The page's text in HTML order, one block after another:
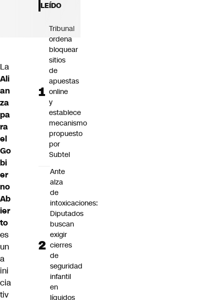
La
Ali
an
za
pa
ra
el
Go
bi
er
no
Ab
ier
to
es
un
a
ini
cia
tiv
LEÍDO
Tribunal
ordena
bloquear
sitios
de
apuestas
online
y
establece
mecanismo
propuesto
por
Subtel
Ante
alza
de
intoxicaciones:
Diputados
buscan
exigir
cierres
de
seguridad
infantil
en
líquidos